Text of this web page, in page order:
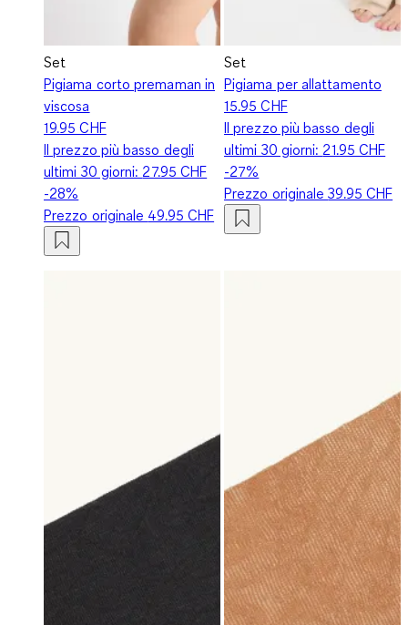
Set
Pigiama corto premaman in
viscosa
19.95 CHF
Il prezzo più basso degli
ultimi 30 giorni: 27.95 CHF
-28%
Prezzo originale 49.95 CHF
Set
Pigiama per allattamento
15.95 CHF
Il prezzo più basso degli
ultimi 30 giorni: 21.95 CHF
-27%
Prezzo originale39.95 CHF